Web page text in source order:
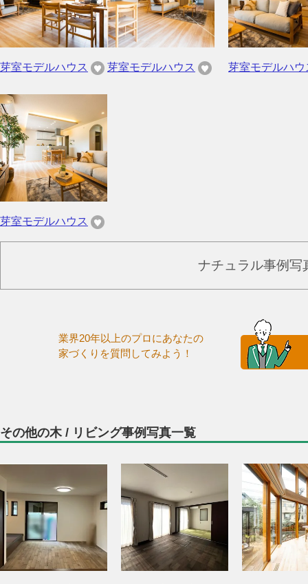
芽室モデルハウス 芽室モデルハウス 芽室モデルハウ
芽室モデルハウス
ナチュラル事例写
業界20年以上のプロにあなたの
家づくりを質問してみよう！
その他の木 / リビング事例写真一覧